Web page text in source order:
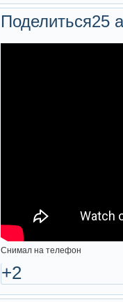
Поделиться25
Снимал на телефон
+2